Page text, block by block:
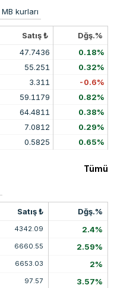
MB kurları
Satış ₺ Dğş.%
47.7436 0.18%
55.251 0.32%
3.311 -0.6%
59.1179 0.82%
64.4811 0.38%
7.0812 0.29%
0.5825 0.65%
Tümü
Satış ₺ Dğş.%
4342.09 2.4%
6660.55 2.59%
6653.03 2%
97.57 3.57%